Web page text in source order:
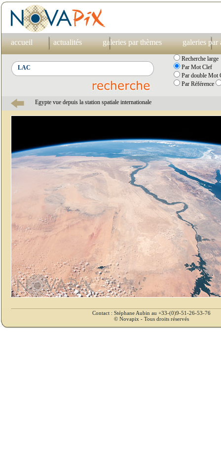
accueil actualités galeries par thèmes galeries par
Recherche large
Par Mot Clef
Par double Mot
Par Référence
Egypte vue depuis la station spatiale internationale
Contact : Stéphane Aubin au +33-(0)9-51-26-53-76
© Novapix - Tous droits réservés